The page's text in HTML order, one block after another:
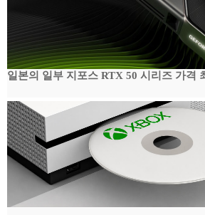
일본의 일부 지포스 RTX 50 시리즈 가격